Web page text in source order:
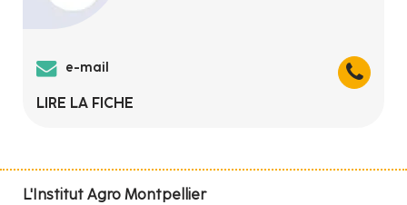
e-mail
LIRE LA FICHE
L'Institut Agro Montpellier